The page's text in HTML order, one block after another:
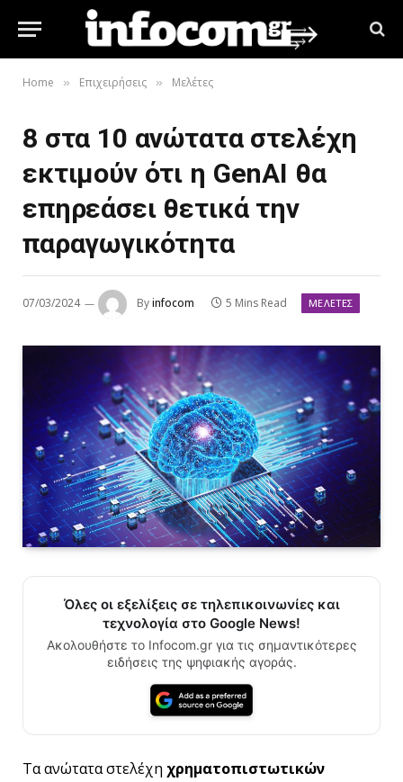
Home » Επιχειρήσεις » Μελέτες
8 στα 10 ανώτατα στελέχη
εκτιμούν ότι η GenAI θα
επηρεάσει θετικά την
παραγωγικότητα
07/03/2024 Byinfocom 5 Mins Read ΜΕΛΈΤΕΣ
Όλες οι εξελίξεις σε τηλεπικοινωνίες και
τεχνολογία στο Google News!
Ακολουθήστε το Infocom.gr για τις σημαντικότερες
ειδήσεις της ψηφιακής αγοράς.
Τα ανώτατα στελέχη χρηματοπιστωτικών